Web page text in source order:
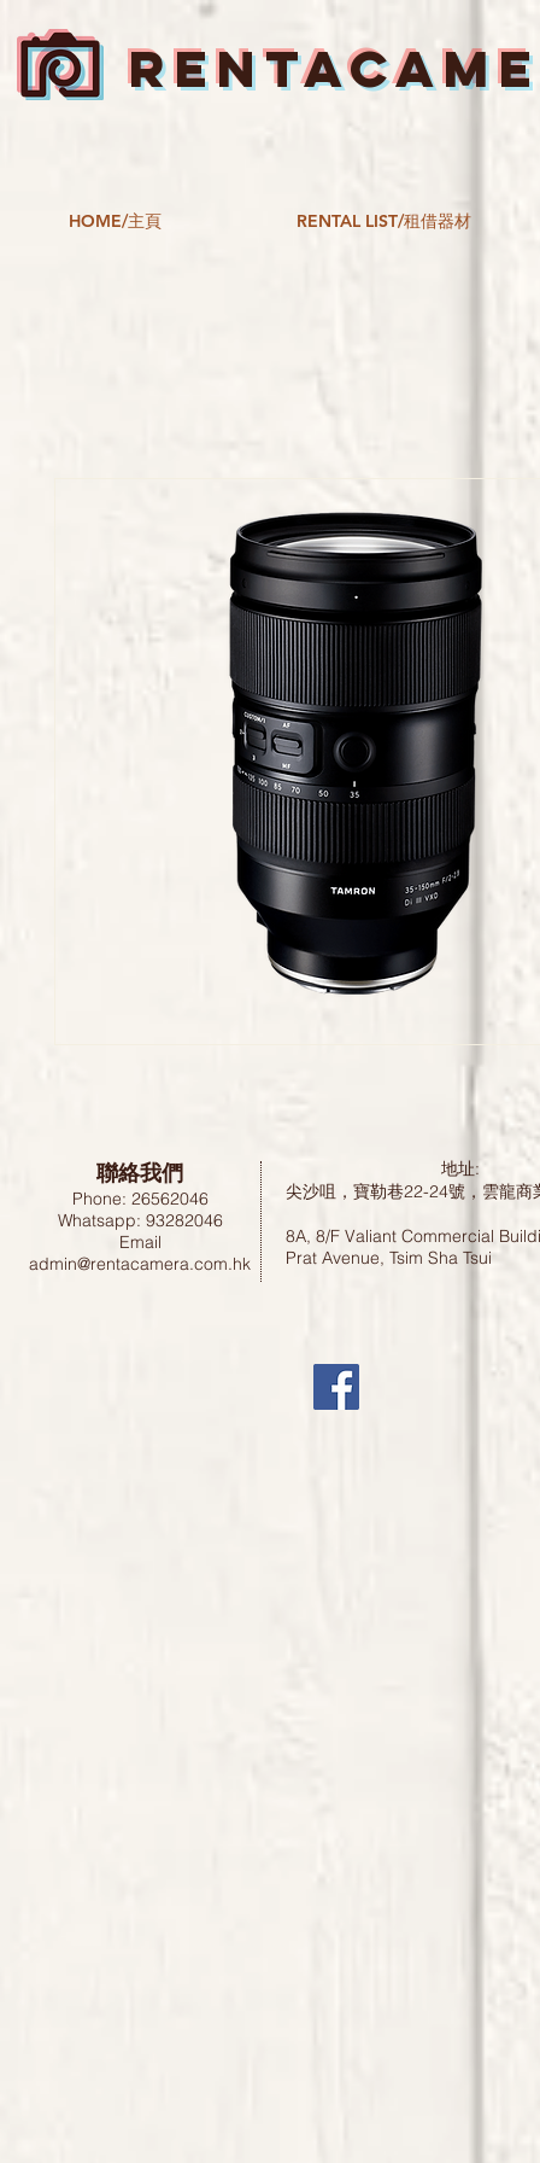
HOME/主頁 RENTAL LIST/租借器材
聯絡我們
Phone: 26562046
Whatsapp: 93282046
Email
admin@rentacamera.com.hk
地址:
尖沙咀，寶勒巷22-24號，雲龍
8A, 8/F Valiant Commercial
Prat Avenue, Tsim Sha Tsui